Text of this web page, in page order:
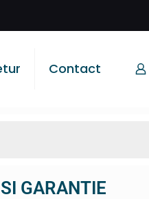
Contact
GARANTIE